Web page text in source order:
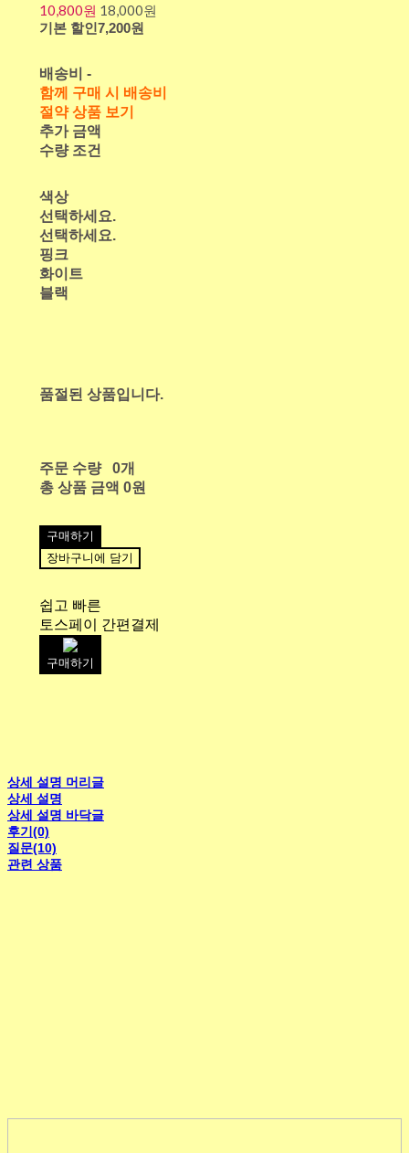
10,800원 18,000원
기본 할인7,200원
배송비 -
함께 구매 시 배송비
절약 상품 보기
추가 금액
수량 조건
색상
선택하세요.
선택하세요.
핑크
화이트
블랙
품절된 상품입니다.
주문 수량
0개
총 상품 금액 0원
구매하기
장바구니에 담기
쉽고 빠른
토스페이 간편결제
구매하기
상세 설명 머리글
상세 설명
상세 설명 바닥글
후기(0)
질문(10)
관련 상품